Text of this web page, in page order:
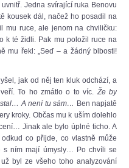
Jedna svírající ruka Benovu
kousek dál, načež ho posadil na
mu ruce, ale jenom na chviličku:
k té židli. Pak mu položil ruce na
mu řekl: „Seď – a žádný blbosti!
jak od něj ten kluk odchází, a
To ho zmátlo o to víc.Že by
A není tu sám… Ben napjatě
kroky. Občas mu k uším dolehlo
Jinak ale bylo úplné ticho. A
co přijde, co vlastně může
ním mají úmysly… Po chvíli se
byl ze všeho toho analyzování